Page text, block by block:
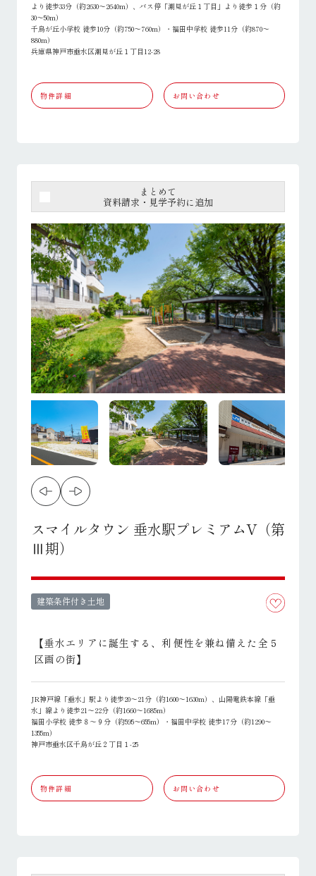
より徒歩33分（約2630～2640m）、バス停「潮見が丘１丁目」より徒歩１分（約
30～50m）
千鳥が丘小学校 徒歩10分（約750～760m）・福田中学校 徒歩11分（約870～
880m）
兵庫県神戸市垂水区潮見が丘１丁目12-28
物件詳細 お問い合わせ
まとめて
資料請求・見学予約に追加
スマイルタウン 垂水駅プレミアムV（第
Ⅲ期）
建築条件付き土地
【垂水エリアに誕生する、利便性を兼ね備えた全５
区画の街】
JR神戸線「垂水」駅より徒歩20～21分（約1600～1630m）、山陽電鉄本線「垂
水」線より徒歩21～22分（約1660～1685m）
福田小学校 徒歩８～９分（約595～655m）・福田中学校 徒歩17分（約1290～
1355m）
神戸市垂水区千鳥が丘２丁目１-25
物件詳細 お問い合わせ